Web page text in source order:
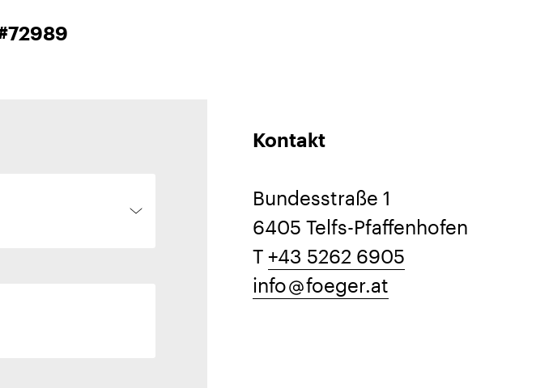
Kontakt
Bundesstraße 1
6405 Telfs-Pfaffenhofen
T +43 5262 6905
info
foeger.at